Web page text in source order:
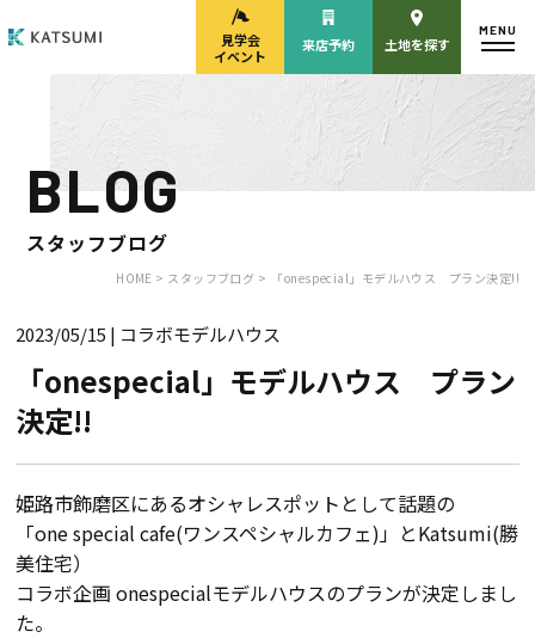
モデルハウス
来場予約
見学会・
来店予約
HOME
物件検索
会員登録
見学会
イベント
来店予約 土地を探す
MENU
BLOG
スタッフブログ
HOME > スタッフブログ > 「onespecial」モデルハウス プラン決定!!
2023/05/15 | コラボモデルハウス
「onespecial」モデルハウス プラン
決定!!
姫路市飾磨区にあるオシャレスポットとして話題の
「one special cafe(ワンスペシャルカフェ)」とKatsumi(勝
美住宅）
コラボ企画 onespecialモデルハウスのプランが決定しまし
た。